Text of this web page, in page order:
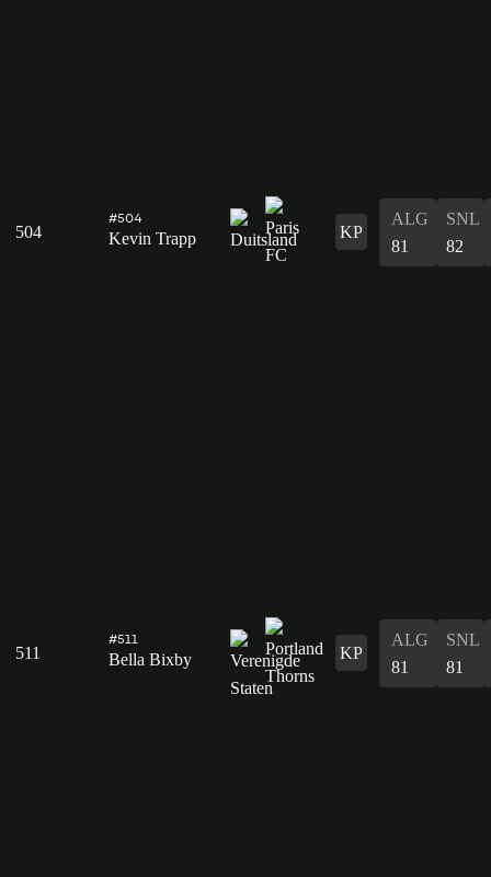
504
#504
Kevin Trapp KP
ALG
81
SNL
82
511
#511
Bella Bixby KP
ALG
81
SNL
81